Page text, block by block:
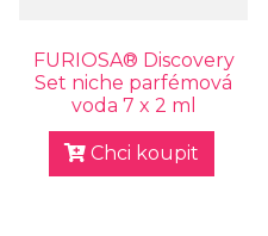
FURIOSA® Discovery
Set niche parfémová
voda 7 x 2 ml
Chci koupit